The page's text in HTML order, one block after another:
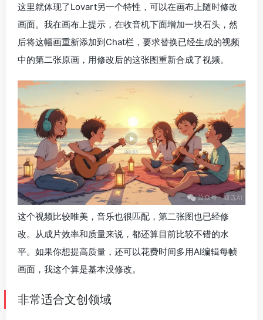
这里就体现了Lovart另一个特性，可以在画布上随时修改
画面。我在画布上提示，在收音机下面增加一块石头，然
后将这幅画重新添加到Chat栏，要求替换已经生成的视频
中的第二张原画，用修改后的这张图重新合成了视频。
这个视频比较唯美，音乐也很匹配，第二张图也已经修
改。从成片效率和质量来说，都还算目前比较不错的水
平。如果你想提高质量，还可以花费时间多用AI编辑每帧
画面，我这个算是基本没修改。
非常适合文创领域